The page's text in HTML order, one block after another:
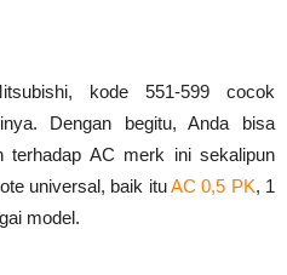
kode 551-599 cocok
Dengan begitu, Anda bisa
terhadap AC merk ini sekalipun
universal, baik ituAC 0,5 PK, 1
model.